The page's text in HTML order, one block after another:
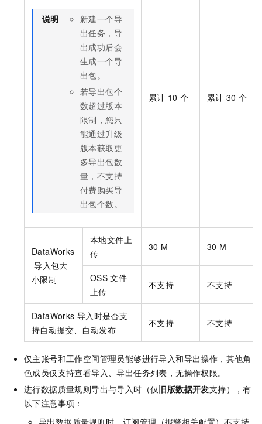
说明
新建一个导
出任务，导
出成功后会
生成一个导
出包。
若导出包个
数超过版本
限制，您只
能通过升级
版本获取更
多导出包数
量，不支持
付费购买导
出包个数。
累计 10 个 累计 30 个
DataWorks
导入包大
小限制
本地文件上
传
30 M 30 M
OSS 文件
上传
不支持 不支持
DataWorks 导入时是否支
持自动提交、自动发布
不支持 不支持
仅主账号和工作空间管理员能够进行导入和导出操作，其他角
色成员仅支持查看导入、导出任务列表，无操作权限。
进行数据质量规则导出与导入时（仅旧版数据开发支持），有
以下注意事项：